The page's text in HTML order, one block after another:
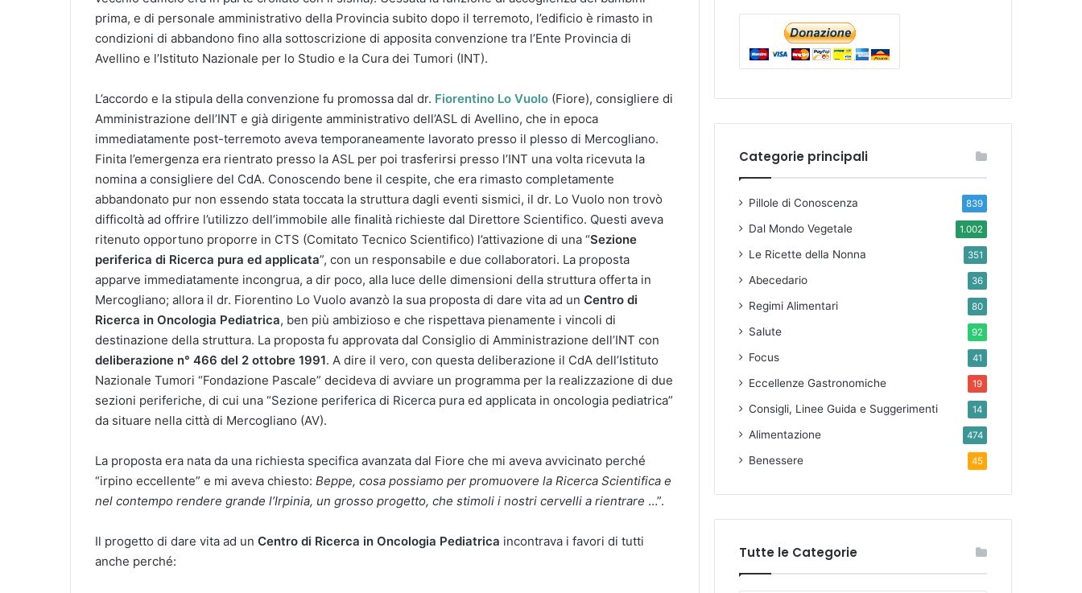
prima, e di personale amministrativo della Provincia subito dopo il terremoto, l’edificio è rimasto in
condizioni di abbandono fino alla sottoscrizione di apposita convenzione tra l’Ente Provincia di
Avellino e l’Istituto Nazionale per lo Studio e la Cura dei Tumori (INT).
L’accordo e la stipula della convenzione fu promossa dal dr. Fiorentino Lo Vuolo (Fiore), consigliere di
Amministrazione dell’INT e già dirigente amministrativo dell’ASL di Avellino, che in epoca
immediatamente post-terremoto aveva temporaneamente lavorato presso il plesso di Mercogliano.
Finita l’emergenza era rientrato presso la ASL per poi trasferirsi presso l’INT una volta ricevuta la
nomina a consigliere del CdA. Conoscendo bene il cespite, che era rimasto completamente
abbandonato pur non essendo stata toccata la struttura dagli eventi sismici, il dr. Lo Vuolo non trovò
difficoltà ad offrire l’utilizzo dell’immobile alle finalità richieste dal Direttore Scientifico. Questi aveva
ritenuto opportuno proporre in CTS (Comitato Tecnico Scientifico) l’attivazione di una “Sezione
periferica di Ricerca pura ed applicata”, con un responsabile e due collaboratori. La proposta
apparve immediatamente incongrua, a dir poco, alla luce delle dimensioni della struttura offerta in
Mercogliano; allora il dr. Fiorentino Lo Vuolo avanzò la sua proposta di dare vita ad un Centro di
Ricerca in Oncologia Pediatrica, ben più ambizioso e che rispettava pienamente i vincoli di
destinazione della struttura. La proposta fu approvata dal Consiglio di Amministrazione dell’INT con
deliberazione n° 466 del 2 ottobre 1991. A dire il vero, con questa deliberazione il CdA dell’Istituto
Nazionale Tumori “Fondazione Pascale” decideva di avviare un programma per la realizzazione di due
sezioni periferiche, di cui una “Sezione periferica di Ricerca pura ed applicata in oncologia pediatrica”
da situare nella città di Mercogliano (AV).
La proposta era nata da una richiesta specifica avanzata dal Fiore che mi aveva avvicinato perché
“irpino eccellente” e mi aveva chiesto: Beppe, cosa possiamo per promuovere la Ricerca Scientifica e
nel contempo rendere grande l’Irpinia, un grosso progetto, che stimoli i nostri cervelli a rientrare …”.
Il progetto di dare vita ad un Centro di Ricerca in Oncologia Pediatrica incontrava i favori di tutti
anche perché:
Categorie principali
Pillole di Conoscenza 839
Dal Mondo Vegetale 1.002
Le Ricette della Nonna 351
Abecedario 36
Regimi Alimentari 80
Salute 92
Focus 41
Eccellenze Gastronomiche 19
Consigli, Linee Guida e Suggerimenti 14
Alimentazione 474
Benessere 45
Tutte le Categorie